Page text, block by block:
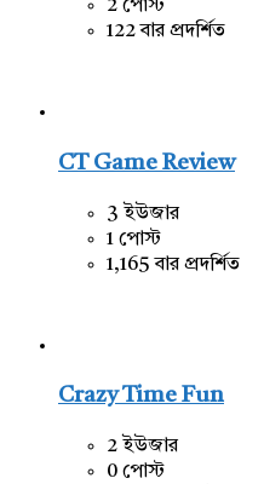
2 পোস্ট
122 বার প্রদর্শিত
CT Game Review
3 ইউজার
1 পোস্ট
1,165 বার প্রদর্শিত
Crazy Time Fun
2 ইউজার
0 পোস্ট